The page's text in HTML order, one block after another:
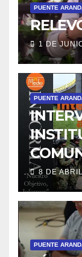
PUENTE
1 DE
PUENTE
8 DE
PUENTE